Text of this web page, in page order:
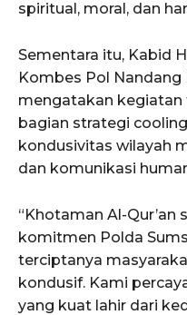
spiritual, moral, dan
Sementara itu, Kabid
Kombes Pol Nandang
mengatakan
bagian strategi
kondusivitas wilayah
dan komunikasi
“Khotaman Al-Qur’an
komitmen Polda
terciptanya
kondusif. Kami
yang kuat lahir dari